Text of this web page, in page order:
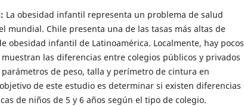
La obesidad infantil representa un problema de salud
mundial. Chile presenta una de las tasas más altas de
obesidad infantil de Latinoamérica. Localmente, hay pocos
las diferencias entre colegios públicos y privados
de peso, talla y perímetro de cintura en
de este estudio es determinar si existen diferencias
de niños de 5 y 6 años según el tipo de colegio.